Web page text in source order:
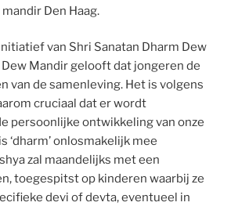
Den Haag.
van Shri Sanatan Dharm Dew
Mandir gelooft dat jongeren de
van de samenleving. Het is volgens
cruciaal dat er wordt
persoonlijke ontwikkeling van onze
‘dharm’ onlosmakelijk mee
zal maandelijks met een
toegespitst op kinderen waarbij ze
devi of devta, eventueel in